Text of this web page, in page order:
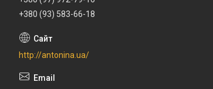
+380 (93) 583-66-18
http://antonina.ua/